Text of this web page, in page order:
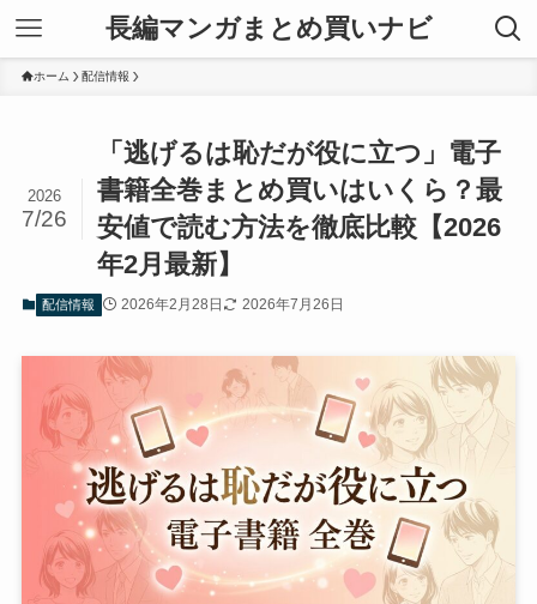
長編マンガまとめ買いナビ
ホーム 配信情報
「逃げるは恥だが役に立つ」電子
書籍全巻まとめ買いはいくら？最
安値で読む方法を徹底比較【2026
年2月最新】
2026
7/26
配信情報 2026年2月28日 2026年7月26日